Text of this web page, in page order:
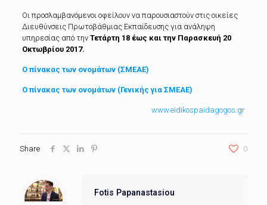
Οι προσλαμβανόμενοι οφείλουν να παρουσιαστούν στις οικείες
Διευθύνσεις Πρωτοβάθμιας Εκπαίδευσης για ανάληψη
υπηρεσίας από την Τετάρτη 18 έως και την Παρασκευή 20
Οκτωβρίου 2017.
Ο πίνακας των ονομάτων (ΣΜΕΑΕ)
Ο πίνακας των ονομάτων (Γενικής για ΣΜΕΑΕ)
www.eidikospaidagogos.gr
Share 0
Fotis Papanastasiou